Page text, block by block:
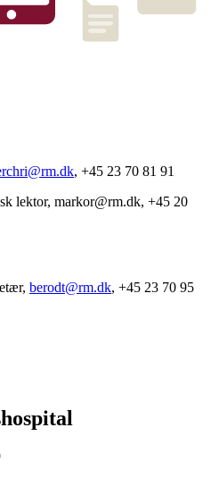
, +45 23 70 81 91
lektor, markor@rm.dk, +45 20
berodt@rm.dk, +45 23 70 95